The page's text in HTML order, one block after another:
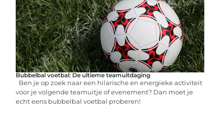
Bubbelbal voetbal: De ultieme teamuitdaging
Ben je op zoek naar een hilarische en energieke activiteit
voor je volgende teamuitje of evenement? Dan moet je
echt eens bubbelbal voetbal proberen!